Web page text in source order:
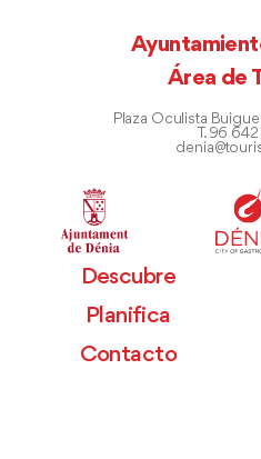
Área de
Plaza Oculista
T. 96
Descubre
Planifica
Contacto